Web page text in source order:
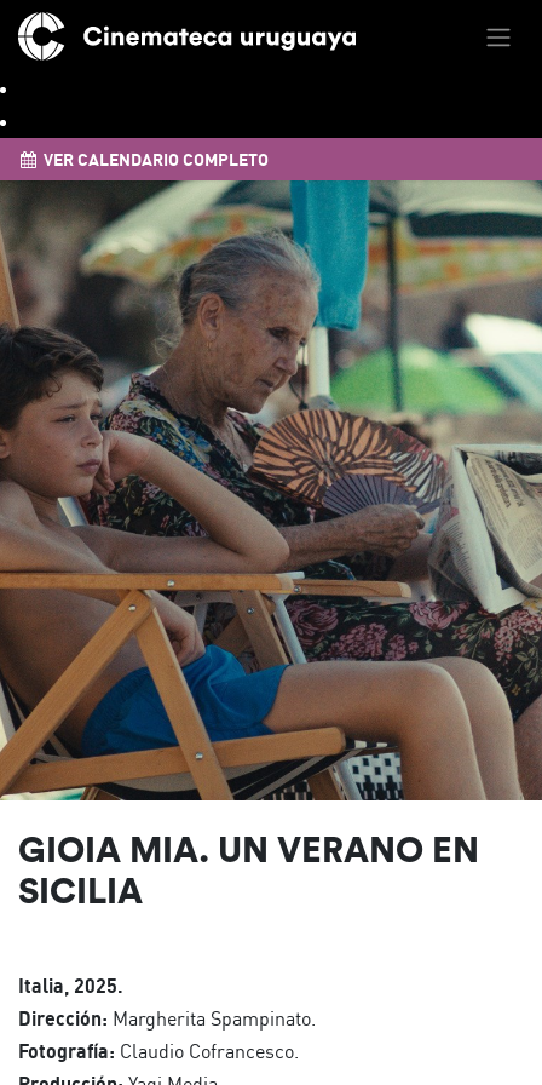
VER CALENDARIO COMPLETO
GIOIA MIA. UN VERANO EN
SICILIA
Italia, 2025.
Dirección: Margherita Spampinato.
Fotografía: Claudio Cofrancesco.